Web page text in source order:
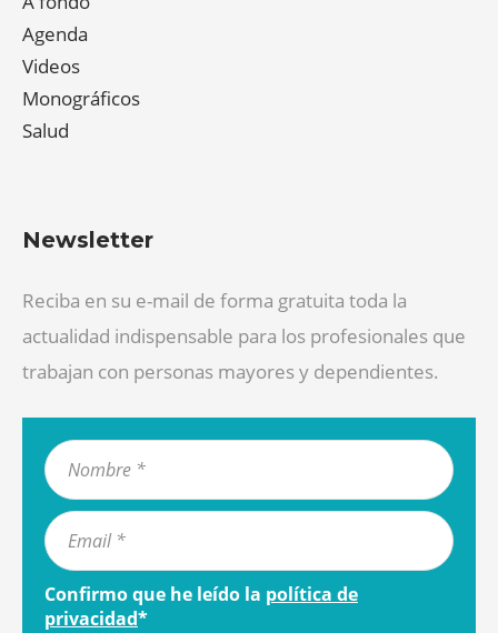
Agenda
Videos
Monográficos
Salud
Newsletter
Reciba en su e-mail de forma gratuita toda la
actualidad indispensable para los profesionales que
trabajan con personas mayores y dependientes.
Confirmo que he leído la política de
privacidad*